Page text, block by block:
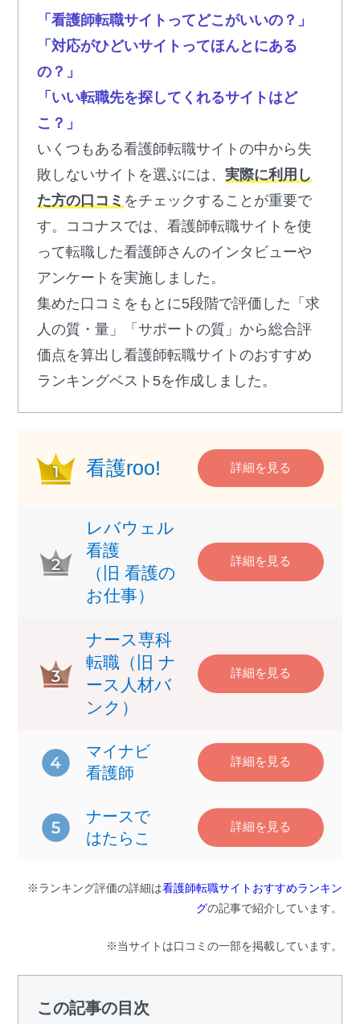
「看護師転職サイトってどこがいいの？」
「対応がひどいサイトってほんとにある
の？」
「いい転職先を探してくれるサイトはど
こ？」
いくつもある看護師転職サイトの中から失
敗しないサイトを選ぶには、 実際に利用し
た方の口コミ をチェックすることが重要で
す。ココナスでは、看護師転職サイトを使
って転職した看護師さんのインタビューや
アンケートを実施しました。
集めた口コミをもとに5段階で評価した「求
人の質・量」「サポートの質」から総合評
価点を算出し看護師転職サイトのおすすめ
ランキングベスト5を作成しました。
看護roo! 詳細を見る
レバウェル
看護
（旧 看護の
お仕事）
詳細を見る
ナース専科
転職（旧 ナ
ース人材バ
ンク）
詳細を見る
マイナビ
看護師
詳細を見る
ナースで
はたらこ
詳細を見る
※ランキング評価の詳細は看護師転職サイトおすすめランキン
グの記事で紹介しています。
※当サイトは口コミの一部を掲載しています。
この記事の目次